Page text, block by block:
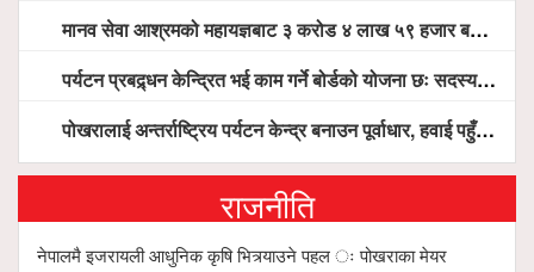
मानव सेवा आश्रमको महायज्ञबाट ३ करोड ४ लाख ५९ हजार बचत, १ करोड ४४ लाख उठ्न बाँकी, विना संचार माध्यम तर प्रचार प्रसारमै भयो १९ लाख खर्च !
पर्यटन प्रबद्र्धन केन्द्रित भई काम गर्ने बोर्डको योजना छः सदस्य पोखरेल, चलिय पोखरालाई थप प्रभावकारी बनाउन होटल संघको माग
पोखरालाई अन्तर्राष्ट्रिय पर्यटन केन्द्र बनाउन पूर्वाधार, हवाई पहुँच र प्राकृतिक सम्पदाको संरक्षणमा सरकार केन्द्रित हुन्छः मन्त्री पौडेल
राजनीति
नेपालमै इजरायली आधुनिक कृषि भित्र्याउने पहल ः पोखराका मेयर